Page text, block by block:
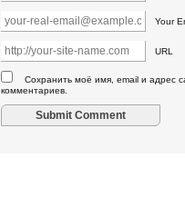
Your
URL
Сохранить моё имя, email и адрес
комментариев.